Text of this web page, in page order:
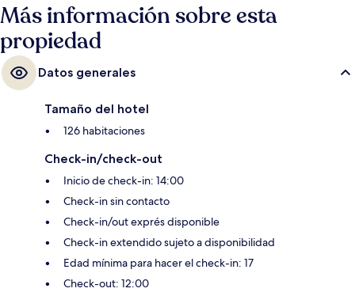
Más información sobre esta
propiedad
Datos generales
Tamaño del hotel
126 habitaciones
Check-in/check-out
Inicio de check-in: 14:00
Check-in sin contacto
Check-in/out exprés disponible
Check-in extendido sujeto a disponibilidad
Edad mínima para hacer el check-in: 17
Check-out: 12:00